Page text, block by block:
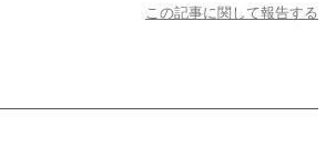
この記事に関して報告する